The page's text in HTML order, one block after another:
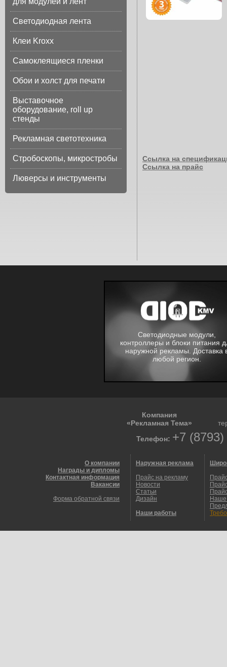
Светодиодная лента
Клеи Kroxx
Самоклеящиеся пленки
Обои и холст для печати
Выставочное
оборудование, roll up
стенды
Рекламная светотехника
Стробоскопы, микростробы
Люверсы и инструменты
Ссылка на
Ссылка на прайс
Светодиодные модули,
контроллеры и блоки питания
наружной рекламы. Доставка
любой регион.
Компания
«Рекламная Тема»
Телефон: +7
О компании
Награды и дипломы
Контактная информация
Вакансии
Форма обратной связи
Наружная реклама
Прайс на рекламу
Новости
Статьи
Дизайн
Наши работы
Наше